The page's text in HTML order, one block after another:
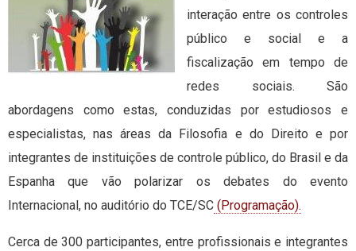
interação entre os controles
público e social e a
fiscalização em tempo de
redes sociais. São
abordagens como estas, conduzidas por estudiosos e
especialistas, nas áreas da Filosofia e do Direito e por
integrantes de instituições de controle público, do Brasil e da
Espanha que vão polarizar os debates do evento
Internacional, no auditório do TCE/SC (Programação).
Cerca de 300 participantes, entre profissionais e integrantes